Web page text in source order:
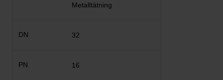
Metalltätning
32
16